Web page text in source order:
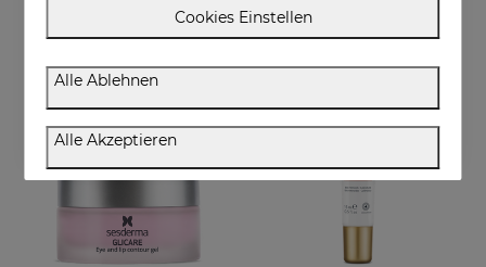
Cookies Einstellen
Alle Ablehnen
Alle Akzeptieren